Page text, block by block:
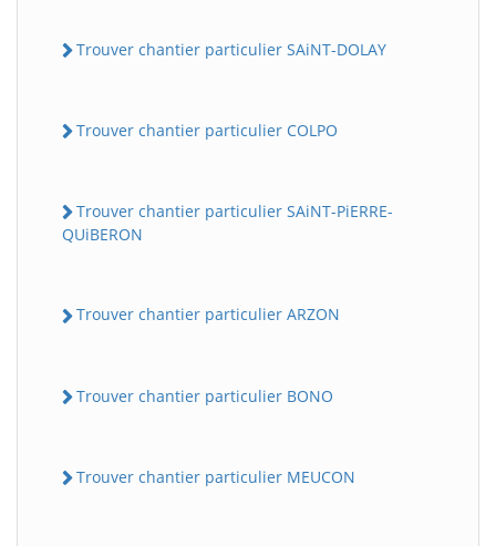
Trouver chantier particulier SAiNT-DOLAY
Trouver chantier particulier COLPO
Trouver chantier particulier SAiNT-PiERRE-
QUiBERON
Trouver chantier particulier ARZON
Trouver chantier particulier BONO
Trouver chantier particulier MEUCON